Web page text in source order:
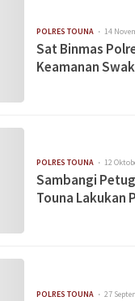
POLRES TOUNA 14
Sat Binmas
Keamanan
POLRES TOUNA 12
Sambangi
Touna Lakukan
POLRES TOUNA 27